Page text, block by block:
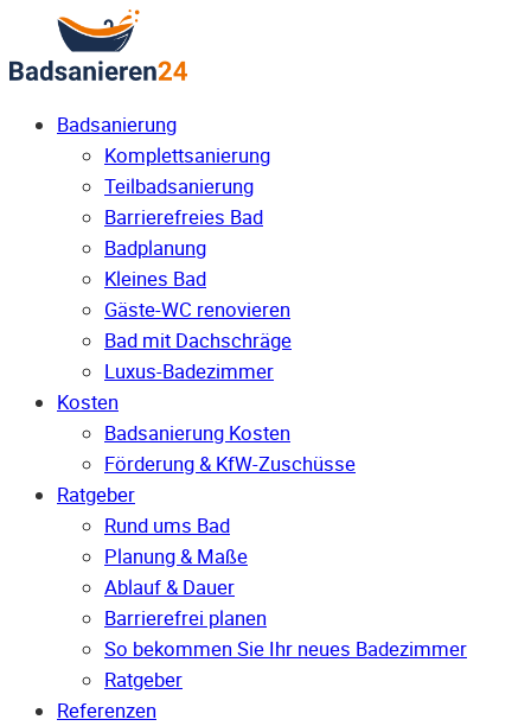
Badsanierung
Komplettsanierung
Teilbadsanierung
Barrierefreies Bad
Badplanung
Kleines Bad
Gäste-WC renovieren
Bad mit Dachschräge
Luxus-Badezimmer
Kosten
Badsanierung Kosten
Förderung & KfW-Zuschüsse
Ratgeber
Rund ums Bad
Planung & Maße
Ablauf & Dauer
Barrierefrei planen
So bekommen Sie Ihr neues Badezimmer
Ratgeber
Referenzen